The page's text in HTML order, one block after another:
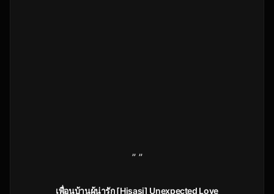
” ”
เพื่อนบ้านผู้น่ารัก [Hisasi] Unexpected Love